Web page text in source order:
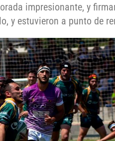
impresionante, y
y estuvieron a punto de